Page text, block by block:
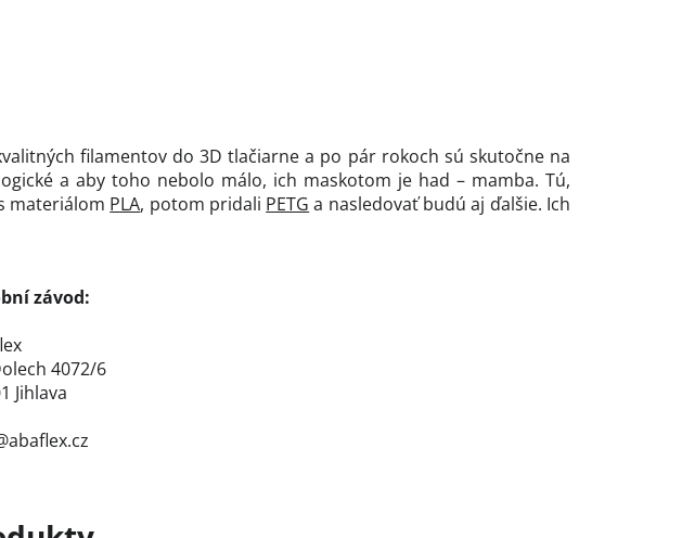
filamentov do 3D tlačiarne a po pár rokoch sú skutočne na
a aby toho nebolo málo, ich maskotom je had – mamba. Tú,
materiálom PLA, potom pridali PETG a nasledovať budú aj ďalšie. Ich
závod:
4072/6
Jihlava